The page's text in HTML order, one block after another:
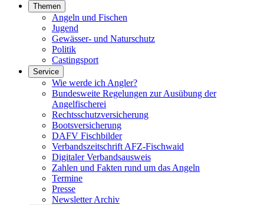
Themen
Angeln und Fischen
Jugend
Gewässer- und Naturschutz
Politik
Castingsport
Service
Wie werde ich Angler?
Bundesweite Regelungen zur Ausübung der
Angelfischerei
Rechtsschutzversicherung
Bootsversicherung
DAFV Fischbilder
Verbandszeitschrift AFZ-Fischwaid
Digitaler Verbandsausweis
Zahlen und Fakten rund um das Angeln
Termine
Presse
Newsletter Archiv